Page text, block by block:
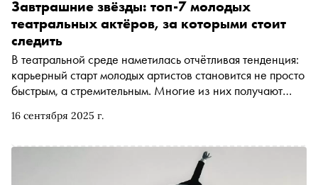
16 сентября 2025 г.
Завтрашние звёзды: топ-7 молодых
театральных актёров, за которыми стоит
следить
В театральной среде наметилась отчётливая тенденция:
карьерный старт молодых артистов становится не просто
быстрым, а стремительным. Многие из них получают
выпуска, минуя многолетний путь в массовке. На их
российского театра. Рассказываем о семи восходящих
звёздах, за которыми стоит следить прямо сейчас